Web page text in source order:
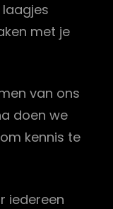
met je
van ons
doen we
kennis te
iedereen